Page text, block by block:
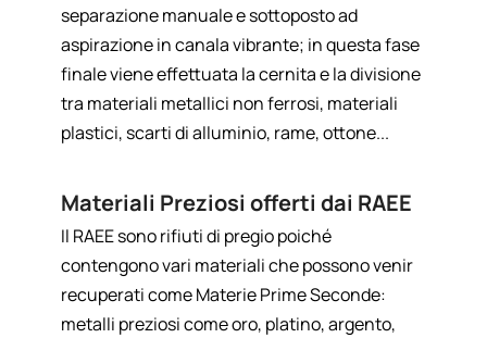
separazione manuale e sottoposto ad
aspirazione in canala vibrante; in questa fase
finale viene effettuata la cernita e la divisione
tra materiali metallici non ferrosi, materiali
plastici, scarti di alluminio, rame, ottone...
Materiali Preziosi offerti dai RAEE
Il RAEE sono rifiuti di pregio poiché
contengono vari materiali che possono venir
recuperati come Materie Prime Seconde:
metalli preziosi come oro, platino, argento,